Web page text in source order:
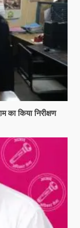
का किया निरीक्षण